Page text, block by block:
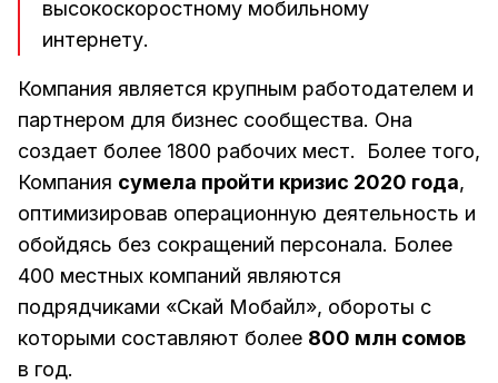
высокоскоростному мобильному
интернету.
Компания является крупным работодателем и
партнером для бизнес сообщества. Она
создает более 1800 рабочих мест. Более того,
Компания сумела пройти кризис 2020 года,
оптимизировав операционную деятельность и
обойдясь без сокращений персонала. Более
400 местных компаний являются
подрядчиками «Скай Мобайл», обороты с
которыми составляют более 800 млн сомов
в год.